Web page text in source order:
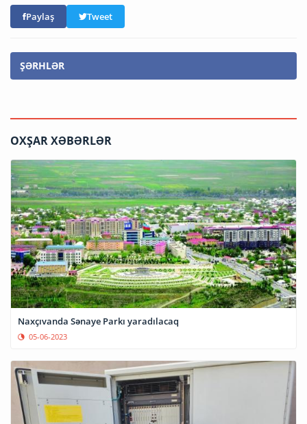
Paylaş Tweet
ŞƏRHLƏR
OXŞAR XƏBƏRLƏR
Naxçıvanda Sənaye Parkı yaradılacaq
05-06-2023